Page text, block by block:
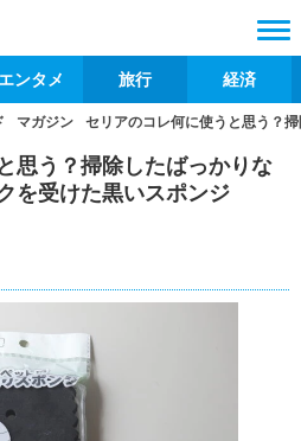
エンタメ 旅行 経済
マガジン セリアのコレ何に使うと思う？
思う？掃除したばっかりな
を受けた黒いスポンジ